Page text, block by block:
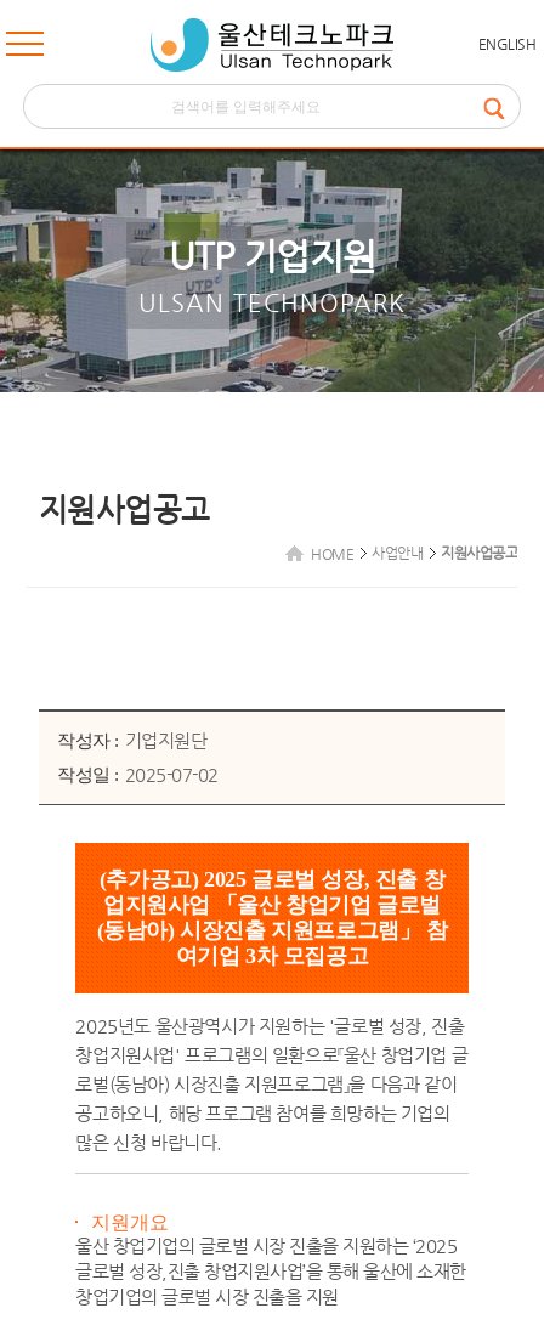
ENGLISH
UTP 기업지원
ULSAN TECHNOPARK
지원사업공고
HOME 사업안내 지원사업공고
작성자 : 기업지원단
작성일 : 2025-07-02
(추가공고) 2025 글로벌 성장, 진출 창
업지원사업 「울산 창업기업 글로벌
(동남아) 시장진출 지원프로그램」 참
여기업 3차 모집공고
2025년도 울산광역시가 지원하는 '글로벌 성장, 진출
창업지원사업' 프로그램의 일환으로『울산 창업기업 글
로벌(동남아) 시장진출 지원프로그램』을 다음과 같이
공고하오니, 해당 프로그램 참여를 희망하는 기업의
많은 신청 바랍니다.
지원개요
울산 창업기업의 글로벌 시장 진출을 지원하는 ‘2025
글로벌 성장,진출 창업지원사업’을 통해 울산에 소재한
창업기업의 글로벌 시장 진출을 지원